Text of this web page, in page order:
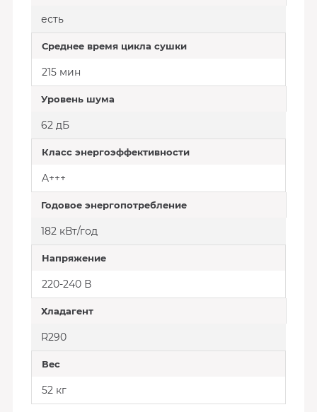
есть
Среднее время цикла сушки
215 мин
Уровень шума
62 дБ
Класс энергоэффективности
A+++
Годовое энергопотребление
182 кВт/год
Напряжение
220-240 В
Хладагент
R290
Вес
52 кг